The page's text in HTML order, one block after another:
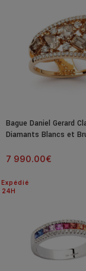
Bague Daniel Gerard
Diamants Blancs et
7 990.00€
24H
Expédié